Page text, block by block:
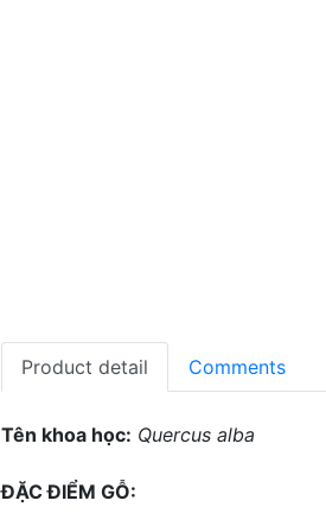
Product detail Comments
Tên khoa học: Quercus alba
ĐẶC ĐIỂM GỖ: